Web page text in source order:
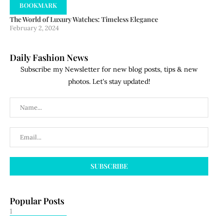
BOOKMARK
The World of Luxury Watches: Timeless Elegance
February 2, 2024
Daily Fashion News
Subscribe my Newsletter for new blog posts, tips & new
photos. Let's stay updated!
Popular Posts
1